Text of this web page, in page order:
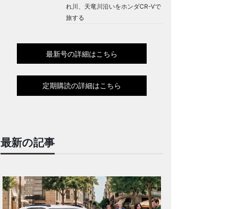
れ川、天竜川沿いをホンダCR-Vで
旅する
最新号の詳細はこちら
定期購読の詳細はこちら
最新の記事